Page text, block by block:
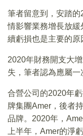
筆者留意到，安踏
情影響業務增長放
續虧損也是主要的原
2020年財務開支大
失，筆者認為應屬一
合營公司的2020年
牌集團Amer，後者
品牌。2020年，
上半年，Amer的淨